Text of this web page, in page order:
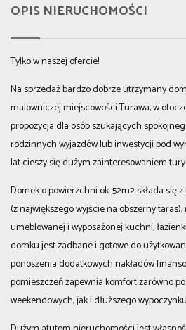
OPIS NIERUCHOMOŚCI
Tylko w naszej ofercie!
Na sprzedaż bardzo dobrze utrzymany
malowniczej miejscowościTurawa, w
propozycja dla osób szukających
rodzinnych wyjazdów lub inwestycji pod
lat cieszy się dużym zainteresowaniem
Domek o powierzchni ok. 52m2 składa się
(z największego wyjście na obszerny taras),
umeblowanej i wyposażonej kuchni,
domku jest zadbane i gotowe do
ponoszenia dodatkowych nakładów
pomieszczeń zapewnia komfort zarówno
weekendowych, jak i dłuższego